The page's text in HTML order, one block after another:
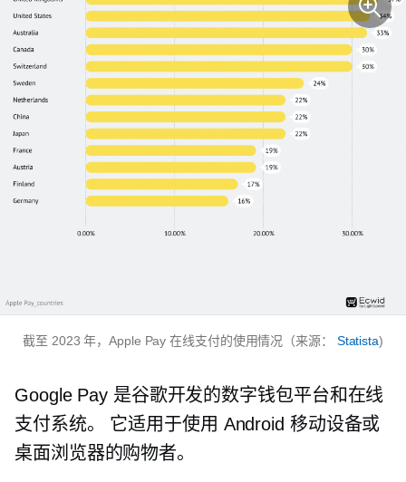
截至 2023 年，Apple Pay 在线支付的使用情况（来源： Statista)
Google Pay 是谷歌开发的数字钱包平台和在线
支付系统。 它适用于使用 Android 移动设备或
桌面浏览器的购物者。